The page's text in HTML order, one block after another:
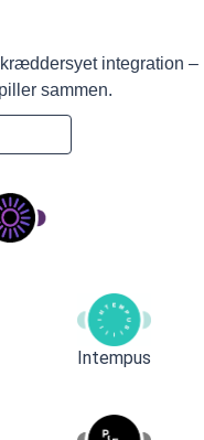
integration –
sammen.
Intempus